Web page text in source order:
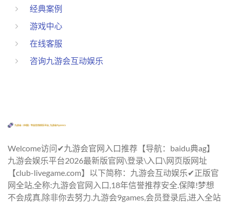
经典案例
游戏中心
在线客服
咨询九游会互动娱乐
Welcome访问✔九游会官网入口推荐【导航：baidu典ag】
九游会娱乐平台2026最新版官网\登录\入口\网页版网址
【club-livegame.com】以下简称：九游会互动娱乐✔正版官
网全站,全称:九游会官网入口,18年信誉推荐安全.保障!梦想
不会成真,除非你去努力.九游会9games,会员登录后,进入全站